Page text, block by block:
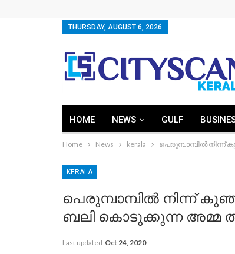
THURSDAY, AUGUST 6, 2026
HOME NEWS GULF
Home News kerala പെരുമ്പാമ്പില്‍
KERALA
പെരുമ്പാമ്പില്‍ നിന്ന്
ബലി കൊടുക്കുന്ന അമ്മ
Last updated Oct 24, 2020